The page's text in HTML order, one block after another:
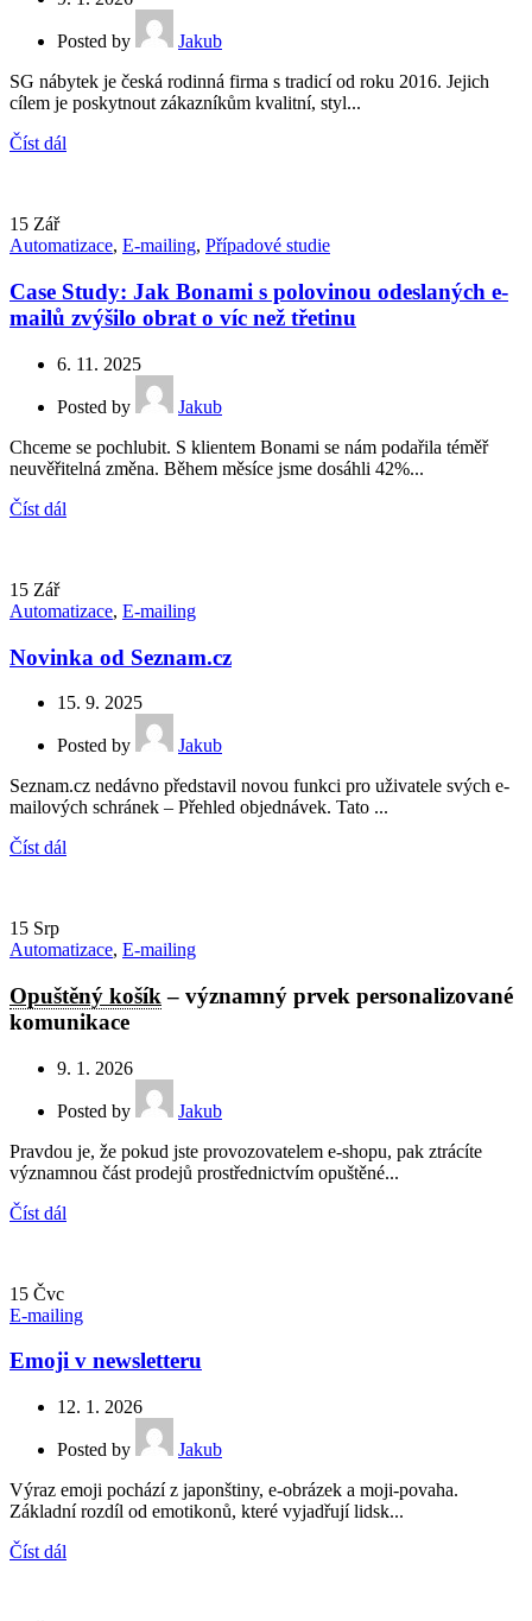
Posted by
Jakub
SG nábytek je česká rodinná firma s tradicí od roku 2016. Jejich
cílem je poskytnout zákazníkům kvalitní, styl...
Číst dál
15 Zář
Automatizace, E-mailing, Případové studie
Case Study: Jak Bonami s polovinou odeslaných e-
mailů zvýšilo obrat o víc než třetinu
6. 11. 2025
Posted by
Jakub
Chceme se pochlubit. S klientem Bonami se nám podařila téměř
neuvěřitelná změna. Během měsíce jsme dosáhli 42%...
Číst dál
15 Zář
Automatizace, E-mailing
Novinka od Seznam.cz
15. 9. 2025
Posted by
Jakub
Seznam.cz nedávno představil novou funkci pro uživatele svých e-
mailových schránek – Přehled objednávek. Tato ...
Číst dál
15 Srp
Automatizace, E-mailing
Opuštěný košík – významný prvek personalizované
komunikace
9. 1. 2026
Posted by
Jakub
Pravdou je, že pokud jste provozovatelem e-shopu, pak ztrácíte
významnou část prodejů prostřednictvím opuštěné...
Číst dál
15 Čvc
E-mailing
Emoji v newsletteru
12. 1. 2026
Posted by
Jakub
Výraz emoji pochází z japonštiny, e-obrázek a moji-povaha.
Základní rozdíl od emotikonů, které vyjadřují lidsk...
Číst dál